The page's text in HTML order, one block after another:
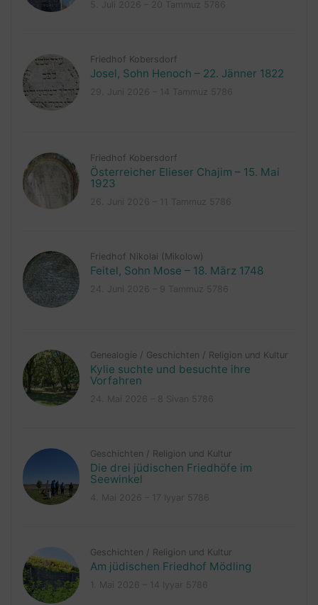
Friedhof Kobersdorf
Josel, Sohn Henoch – 22. Jänner 1822
Friedhof Kobersdorf
Österreicher Elieser Chajim – 15. Mai
1923
Friedhof Nikolai (Mikolow)
Feitel, Sohn Mose – 18. März 1748
Genealogie / Geschichten / Religion und Kultur
Kylie suchte und besuchte ihre
Vorfahren
Geschichten / Religion und Kultur
Die drei jüdischen Friedhöfe im
Seewinkel
Geschichten / Religion und Kultur
Am jüdischen Friedhof Mödling